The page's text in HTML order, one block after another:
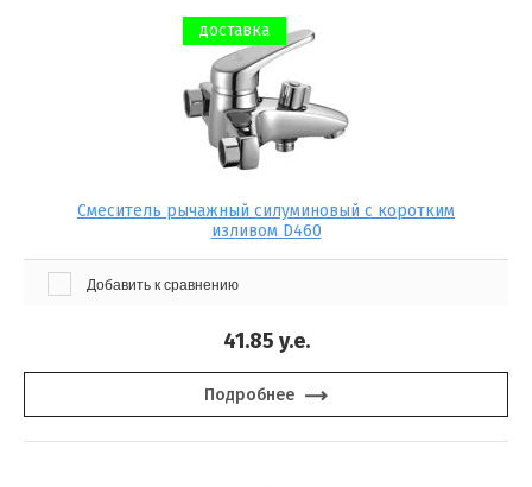
доставка
Смеситель рычажный силуминовый с коротким
изливом D460
Добавить к сравнению
41.85 y.e.
Подробнее